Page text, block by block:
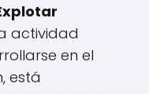
actividad
en el
está